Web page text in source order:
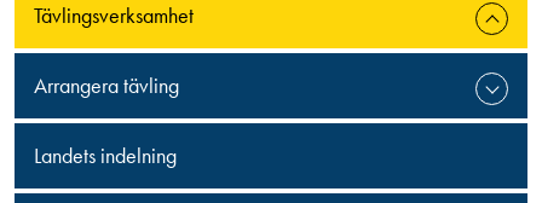
Tävlingsverksamhet
Arrangera tävling
Landets indelning